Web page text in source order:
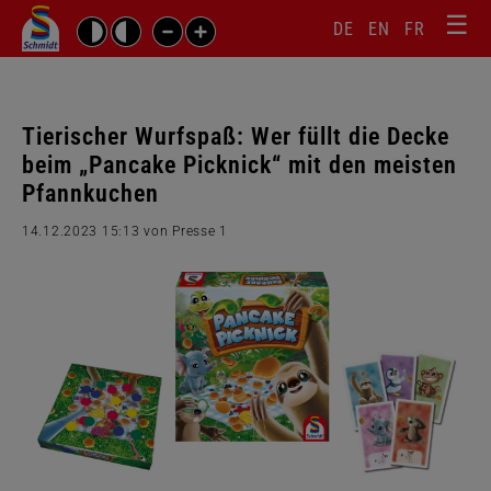
☰
DE EN FR
Suchbegriffe
Tierischer Wurfspaß: Wer füllt die Decke
beim „Pancake Picknick“ mit den meisten
Pfannkuchen
14.12.2023 15:13 von Presse 1